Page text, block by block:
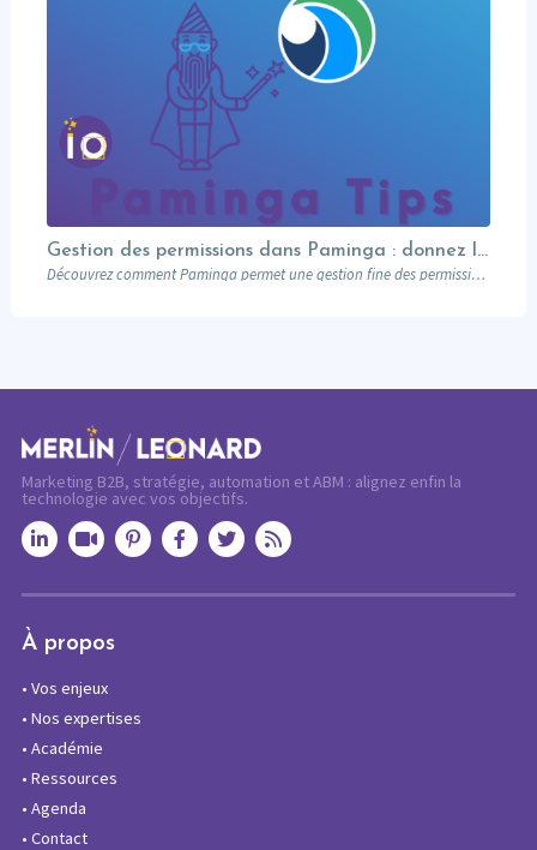
Gestion des permissions dans Paminga : donnez les bons droits aux bonnes personnes
Découvrez comment Paminga permet une gestion fine des permissions : rôles, équipes, workspaces et contrôle au niveau des champs. Sécurisez votre marketing automation.
Marketing B2B, stratégie, automation et ABM : alignez enfin la
technologie avec vos objectifs.
À propos
• Vos enjeux
• Nos expertises
• Académie
• Ressources
• Agenda
• Contact